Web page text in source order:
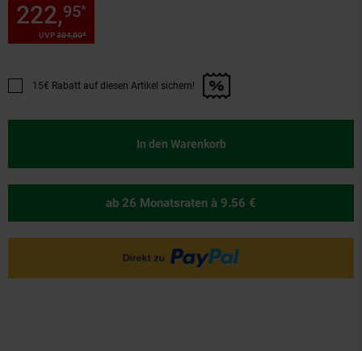
UVP304,00*
222,95*
Promotion "15€ Rabatt auf diesen Artikel sichern!" anwenden
15€ Rabatt auf diesen Artikel sichern!
In den Warenkorb
ab 26 Monatsraten à 9.56 €